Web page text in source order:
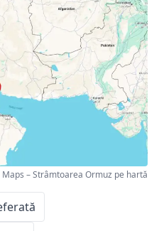
Maps – Strâmtoarea Ormuz pe hartă